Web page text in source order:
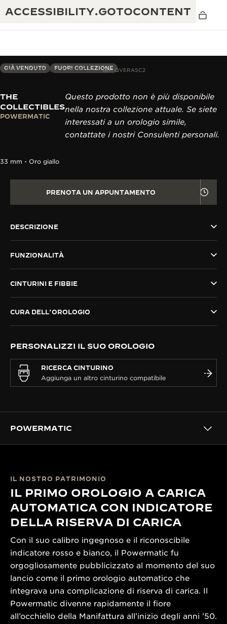
ACCESSIBILITY.GOTOCONTENT
GARANZIA JAEGER-LECOULTRE
GARANZIA DEI SEGNATEMPO
THE GOLDEN RATIO MUSICAL SHOW
IL REVERSO 1931 CAFÉ
MOSTRA “THE PERPETUAL
THE SOUND MAKER
THE PRECISION PIONEER
ECCELLENZA: OLTRE 190 ANNI DI TRADIZIONE
CREATIVITÀ: OLTRE 430 BREVETTI
MAESTRIA: 108 MESTIERI
THE COLLECTIBLES CAPSULE III RIF. QVERASC2
GIÀ VENDUTO FUORI COLLEZIONE
THE
COLLECTIBLES
POWERMATIC
Questo prodotto non è più disponibile
nella nostra collezione attuale. Se siete
interessati a un orologio simile,
contattate i nostri Consulenti personali.
33 mm - Oro giallo
PRENOTA UN APPUNTAMENTO
DESCRIZIONE
FUNZIONALITÀ
CINTURINI E FIBBIE
CURA DELL’OROLOGIO
PERSONALIZZI IL SUO OROLOGIO
RICERCA CINTURINO
POWERMATIC
IL NOSTRO PATRIMONIO
IL PRIMO OROLOGIO A CARICA
AUTOMATICA CON INDICATORE
DELLA RISERVA DI CARICA
Con il suo calibro ingegnoso e il riconoscibile
indicatore rosso e bianco, il Powermatic fu
orgogliosamente pubblicizzato al momento del suo
lancio come il primo orologio automatico che
integrava una complicazione di riserva di carica. Il
Powermatic divenne rapidamente il fiore
all’occhiello della Manifattura all’inizio degli anni ’50.